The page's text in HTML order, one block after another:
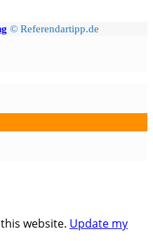
© Referendartipp.de
website. Update my